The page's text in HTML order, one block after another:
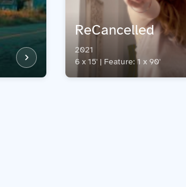
ReCancelled
2021
6 x 15' | Feature: 1 x 90'